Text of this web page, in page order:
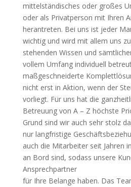
mittelständisches oder großes
oder als Privatperson mit Ihren
herantreten. Bei uns ist jeder
wichtig und wird mit allem uns
stehenden Wissen und
vollem Umfang individuell
maßgeschneiderte
nicht erst in Aktion, wenn der
vorliegt. Für uns hat die
Betreuung von A – Z höchste
Grund sind wir auch sehr stolz
nur langfristige
auch die Mitarbeiter seit Jahren
an Bord sind, sodass unsere
Ansprechpartner
für Ihre Belange haben. Das